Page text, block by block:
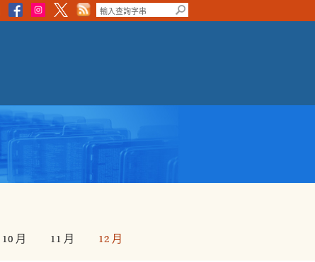
10 月 11 月 12 月